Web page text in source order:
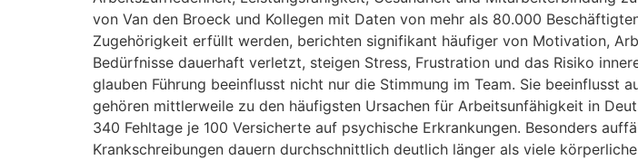
von Van den Broeck und Kollegen mit Daten von mehr als 80.000
Zugehörigkeit erfüllt werden, berichten signifikant häufiger von Motivation,
Bedürfnisse dauerhaft verletzt, steigen Stress, Frustration und das Risiko
glauben Führung beeinflusst nicht nur die Stimmung im Team. Sie beeinflusst
gehören mittlerweile zu den häufigsten Ursachen für Arbeitsunfähigkeit in
340 Fehltage je 100 Versicherte auf psychische Erkrankungen. Besonders
Krankschreibungen dauern durchschnittlich deutlich länger als viele